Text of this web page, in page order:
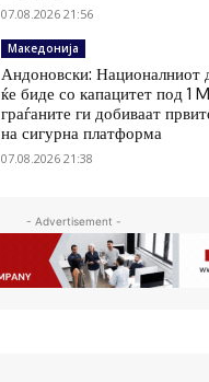
07.08.2026 21:56
Македонија
Андоновски: Националниот
ќе биде со капацитет под 1
граѓаните ги добиваат
на сигурна платформа
07.08.2026 21:38
- Advertisement -